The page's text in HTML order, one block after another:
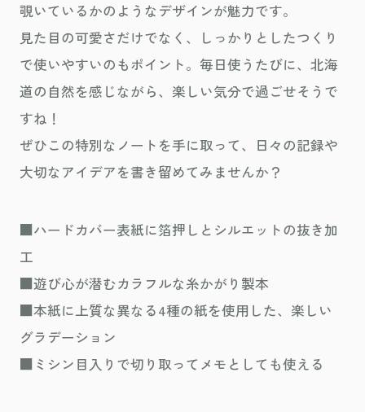
覗いているかのようなデザインが魅力です。
見た目の可愛さだけでなく、しっかりとしたつくり
で使いやすいのもポイント。毎日使うたびに、北海
道の自然を感じながら、楽しい気分で過ごせそうで
すね！
ぜひこの特別なノートを手に取って、日々の記録や
大切なアイデアを書き留めてみませんか？
■ハードカバー表紙に箔押しとシルエットの抜き加
工
■遊び心が潜むカラフルな糸かがり製本
■本紙に上質な異なる4種の紙を使用した、楽しい
グラデーション
■ミシン目入りで切り取ってメモとしても使える